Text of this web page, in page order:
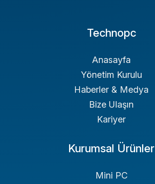
Technopc
Anasayfa
Yönetim Kurulu
Haberler & Medya
Bize Ulaşın
Kariyer
Kurumsal Ürünler
Mini PC